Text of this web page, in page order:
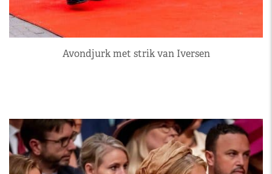
Avondjurk met strik van Iversen